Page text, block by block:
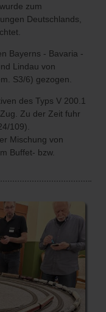
zum
Deutschlands,
Bayerns - Bavaria -
Lindau von
S3/6) gezogen.
des Typs V 200.1
Zu der Zeit fuhr
109).
Mischung von
Buffet- bzw.